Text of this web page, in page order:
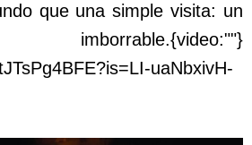
que una simple visita: un
uaNbxivH-